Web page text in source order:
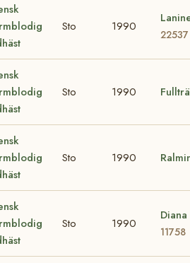
Sto 1990
22537
Sto 1990
Sto 1990
Sto 1990
11758